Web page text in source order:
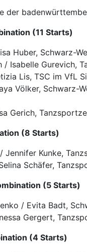
der
(11 Starts)
Huber, Schwarz-
/ Isabelle Gurevich,
Lis, TSC im VfL
Völker, Schwarz-
Gerich,
(8 Starts)
Jennifer Kunke,
Schäfer,
(5 Starts)
/ Evita Badt,
Gergert,
(4 Starts)